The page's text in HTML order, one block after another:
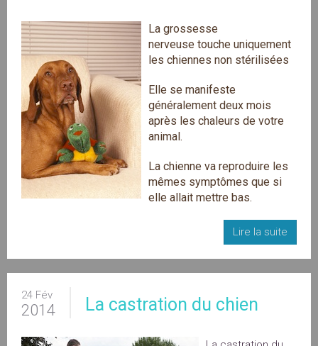
La grossesse
nerveuse touche uniquement
les chiennes non stérilisées
Elle se manifeste
généralement deux mois
après les chaleurs de votre
animal.
La chienne va reproduire les
mêmes symptômes que si
elle allait mettre bas.
Lire la suite
24 Fév
2014 La castration du chien